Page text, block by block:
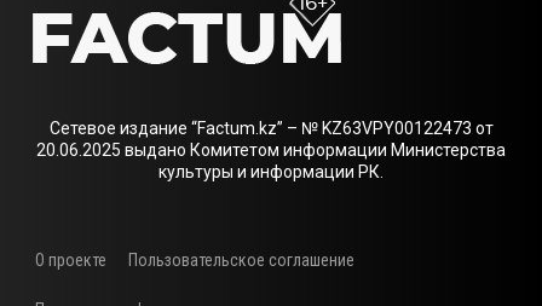
Сетевое издание “Factum.kz” – № KZ63VPY00122473 от
20.06.2025 выдано Комитетом информации Министерства
культуры и информации РК.
О проекте Пользовательское соглашение